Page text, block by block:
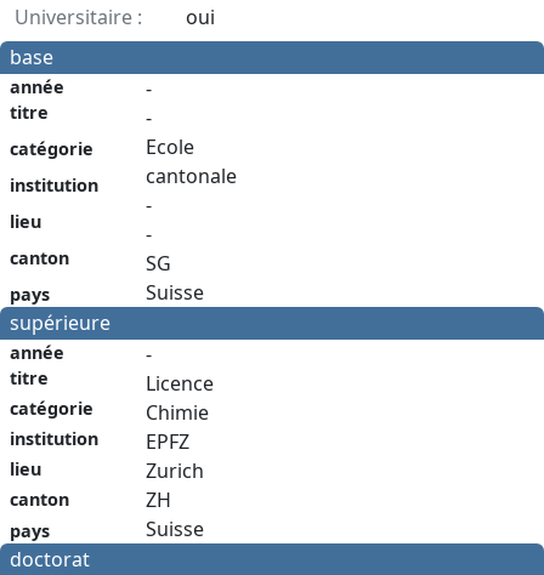
Universitaire :
oui
base
année
titre
catégorie
institution
lieu
canton
pays
-
-
Ecole
cantonale
-
-
SG
Suisse
supérieure
année
titre
catégorie
institution
lieu
canton
pays
-
Licence
Chimie
EPFZ
Zurich
ZH
Suisse
doctorat